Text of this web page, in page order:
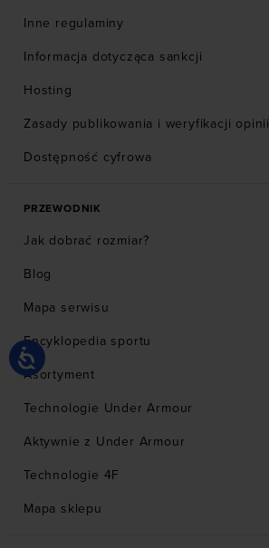
Inne regulaminy
Informacja dotycząca sankcji
Hosting
Zasady publikowania i weryfikacji opinii
Dostępność cyfrowa
PRZEWODNIK
Jak dobrać rozmiar?
Blog
Mapa serwisu
Encyklopedia sportu
Asortyment
Technologie Under Armour
Aktywnie z Under Armour
Technologie 4F
Mapa sklepu